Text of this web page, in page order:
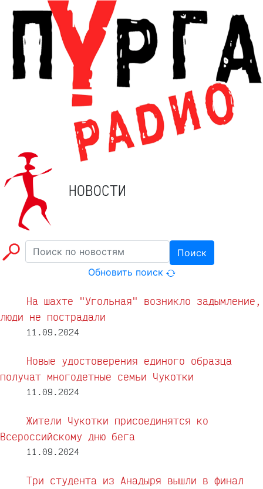
НОВОСТИ
Поиск
Обновить поиск
На шахте "Угольная" возникло задымление,
люди не пострадали
11.09.2024
Новые удостоверения единого образца
получат многодетные семьи Чукотки
11.09.2024
Жители Чукотки присоединятся ко
Всероссийскому дню бега
11.09.2024
Три студента из Анадыря вышли в финал